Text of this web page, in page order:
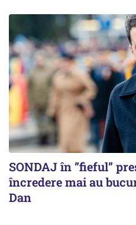
SONDAJ în ”fieful”
încredere mai au
Dan